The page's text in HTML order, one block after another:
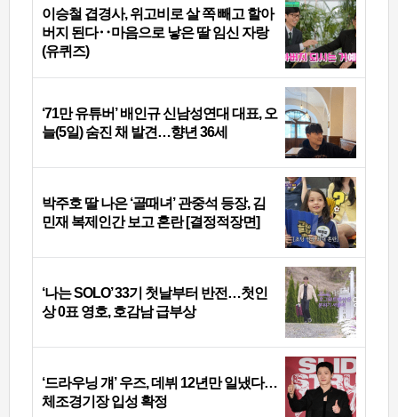
이승철 겹경사, 위고비로 살 쪽 빼고 할아
버지 된다‥마음으로 낳은 딸 임신 자랑
(유퀴즈)
‘71만 유튜버’ 배인규 신남성연대 대표, 오
늘(5일) 숨진 채 발견…향년 36세
박주호 딸 나은 ‘골때녀’ 관중석 등장, 김
민재 복제인간 보고 혼란 [결정적장면]
‘나는 SOLO’ 33기 첫날부터 반전…첫인
상 0표 영호, 호감남 급부상
‘드라우닝 걔’ 우즈, 데뷔 12년만 일냈다…
체조경기장 입성 확정